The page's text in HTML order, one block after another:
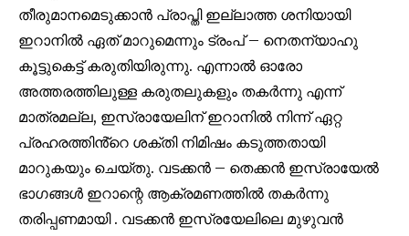
തീരുമാനമെടുക്കാൻ പ്രാപ്തി ഇല്ലാത്ത ശനിയായി
ഇറാനിൽ ഏത് മാറുമെന്നും ട്രംപ് – നെതന്യാഹു
കൂട്ടുകെട്ട് കരുതിയിരുന്നു. എന്നാൽ ഓരോ
അത്തരത്തിലുള്ള കരുതലുകളും തകർന്നു എന്ന്
മാത്രമല്ല, ഇസ്രായേലിന് ഇറാനിൽ നിന്ന് ഏറ്റ
പ്രഹരത്തിൻ്റെ ശക്തി നിമിഷം കടുത്തതായി
മാറുകയും ചെയ്തു. വടക്കൻ – തെക്കൻ ഇസ്രായേൽ
ഭാഗങ്ങൾ ഇറാന്റെ ആക്രമണത്തിൽ തകർന്നു
തരിപ്പണമായി . വടക്കൻ ഇസ്രയേലിലെ മുഴുവൻ